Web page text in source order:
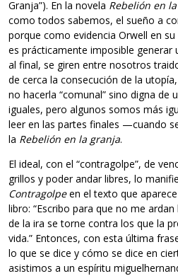
Granja”). En la novela Rebelión en
como todos sabemos, el sueño a
porque como evidencia Orwell en
es prácticamente imposible generar
al final, se giren entre nosotros
de cerca la consecución de la
no hacerla “comunal” sino digna de
iguales, pero algunos somos más
leer en las partes finales —cuando
la Rebelión en la granja.
El ideal, con el “contragolpe”, de
grillos y poder andar libres, lo
Contragolpeen el texto que
libro: “Escribo para que no me
de la ira se torne contra los que la
vida.” Entonces, con esta última
lo que se dice y cómo se dice en
asistimos a un espíritu